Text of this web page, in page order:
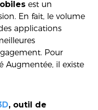
est un
En fait, le volume
applications
Pour
Augmentée, il existe
, outil de